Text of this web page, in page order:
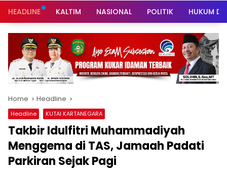
HEADLINE KALTIM NASIONAL POLITIK HUKUM
Home Headline
Headline KUTAI KARTANEGARA
Takbir Idulfitri Muhammadiyah
Menggema di TAS, Jamaah Padati
Parkiran Sejak Pagi